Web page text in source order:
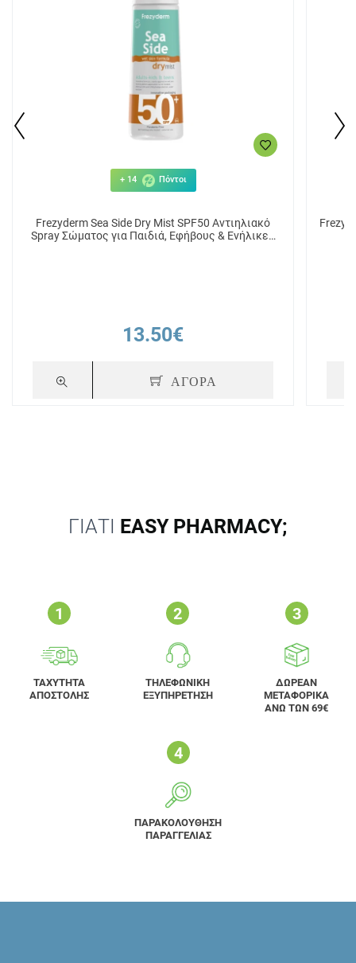
+ 14 Πόντοι
Frezyderm Sea Side Dry Mist SPF50 Αντιηλιακό
Spray Σώματος για Παιδιά, Εφήβους & Ενήλικες
13.50€
ΑΓΟΡΑ
ΓΙΑΤΙ EASY PHARMACY;
ΤΑΧΥΤΗΤΑ
ΑΠΟΣΤΟΛΗΣ
ΤΗΛΕΦΩΝΙΚΗ
ΕΞΥΠΗΡΕΤΗΣΗ
ΔΩΡΕΑΝ
ΜΕΤΑΦΟΡΙΚΑ
ΑΝΩ ΤΩΝ 69€
ΠΑΡΑΚΟΛΟΥΘΗΣΗ
ΠΑΡΑΓΓΕΛΙΑΣ